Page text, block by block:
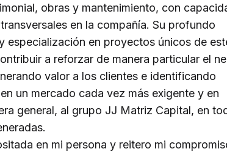
obras y mantenimiento, con
en la compañía. Su profundo
especialización en proyectos únicos de
a reforzar de manera particular el
valor a los clientes e identificando
un mercado cada vez más exigente y en
general, al grupo JJ Matriz Capital, en
en mi persona y reitero mi